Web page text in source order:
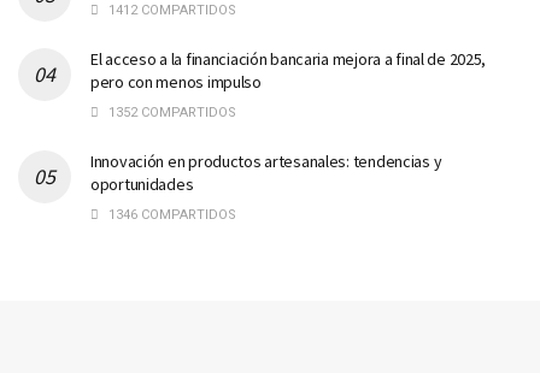
1412 COMPARTIDOS
El acceso a la financiación bancaria mejora a final de 2025,
pero con menos impulso
1352 COMPARTIDOS
Innovación en productos artesanales: tendencias y
oportunidades
1346 COMPARTIDOS